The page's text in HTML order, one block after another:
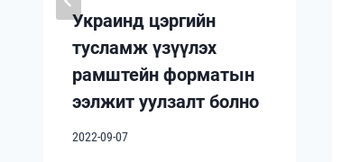
Украинд цэргийн
тусламж үзүүлэх
рамштейн форматын
ээлжит уулзалт болно
2022-09-07